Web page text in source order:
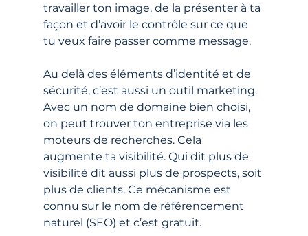
travailler ton image, de la présenter à ta
façon et d’avoir le contrôle sur ce que
tu veux faire passer comme message.
Au delà des éléments d’identité et de
sécurité, c’est aussi un outil marketing.
Avec un nom de domaine bien choisi,
on peut trouver ton entreprise via les
moteurs de recherches. Cela
augmente ta visibilité. Qui dit plus de
visibilité dit aussi plus de prospects, soit
plus de clients. Ce mécanisme est
connu sur le nom de référencement
naturel (SEO) et c’est gratuit.